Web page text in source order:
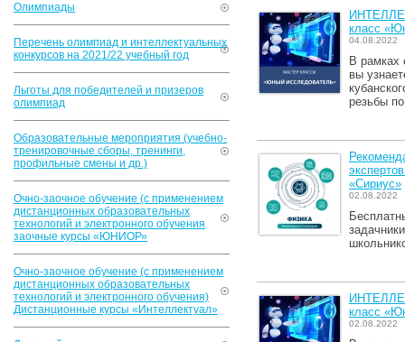
Олимпиады
Перечень олимпиад и интеллектуальных
конкурсов на 2021/22 учебный год
Льготы для победителей и призеров
олимпиад
Образовательные мероприятия (учебно-
тренировочные сборы, тренинги,
профильные смены и др.)
Очно-заочное обучение (с применением
дистанционных образовательных
технологий и электронного обучения
заочные курсы «ЮНИОР»
Очно-заочное обучение (с применением
дистанционных образовательных
технологий и электронного обучения)
Дистанционные курсы «Интеллектуал»
класс
04.08.2022
В рамках
вы
резьбы
«Сириус»
02.08.2022
класс
02.08.2022